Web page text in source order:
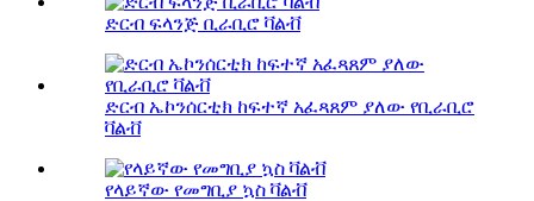
ድርብ ፍላንጅ ቢራቢሮ ቫልቭ
ድርብ ኤኮንሰርቲክ ከፍተኛ አፈጻጸም ያለው የቢራቢሮ
ቫልቭ
የላይኛው የመግቢያ ኳስ ቫልቭ